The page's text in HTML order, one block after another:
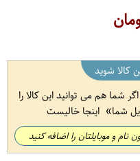
کالا شوید
شما هم می توانید این کالا را
شما اینجا خالیست
نام و موبایلتان را اضافه کنید